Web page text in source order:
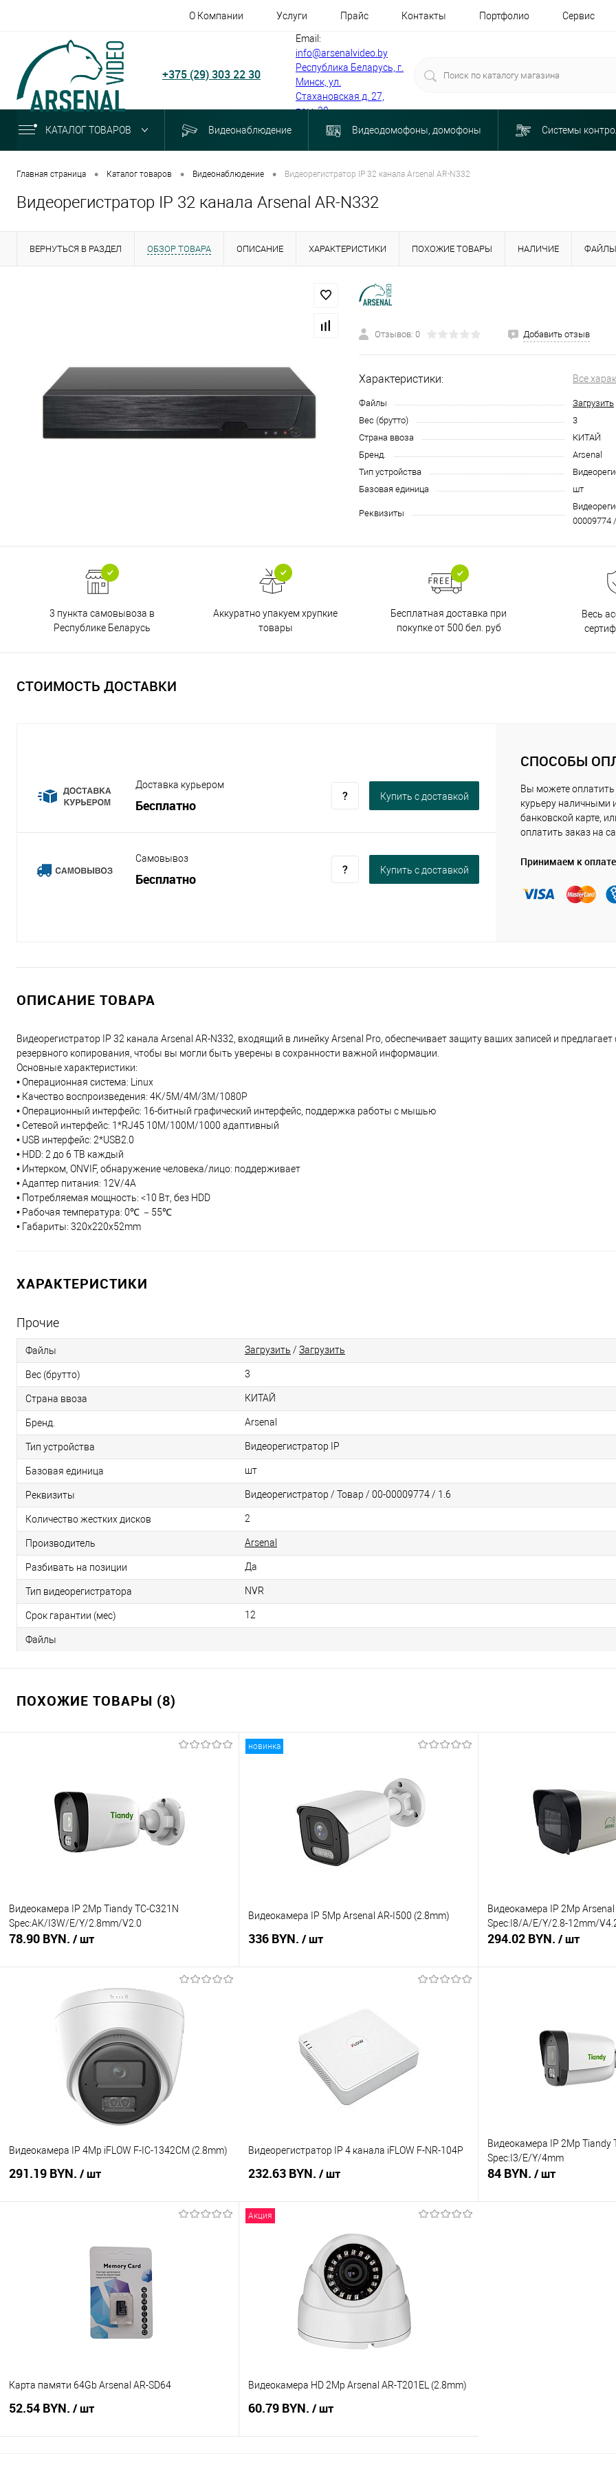
О Компании Услуги Прайс Контакты Портфолио Сервис
+375 (29) 303 22 30
Email:
info@arsenalvideo.by
Республика Беларусь, г.
Минск, ул.
Стахановская д. 27,
пом. 30
КАТАЛОГ ТОВАРОВ Видеонаблюдение Видеодомофоны, домофоны Системы
Главная страница • Каталог товаров • Видеонаблюдение • Видеорегистратор IP 32 канала Arsenal AR-N332
Видеорегистратор IP 32 канала Arsenal AR-N332
ВЕРНУТЬСЯ В РАЗДЕЛ ОБЗОР ТОВАРА ОПИСАНИЕ ХАРАКТЕРИСТИКИ ПОХОЖИЕ ТОВАРЫ НАЛИЧИЕ ФАЙЛЫ
Отзывов: 0 Добавить отзыв
Характеристики: Все
Файлы Загрузить
Вес (брутто)
3
Страна ввоза
КИТАЙ
Бренд.
Arsenal
Тип устройства
Базовая единица
шт
Реквизиты
00009774
3 пункта самовывоза в
Республике Беларусь
Аккуратно упакуем хрупкие
товары
Бесплатная доставка при
покупке от 500 бел. руб
Весь
СТОИМОСТЬ ДОСТАВКИ
Доставка курьером
Бесплатно
Купить c доставкой
Самовывоз
Бесплатно
Купить c доставкой
СПОСОБЫ
Вы можете оплатить
курьеру наличными
банковской карте,
оплатить заказ на
Принимаем к оплате
ОПИСАНИЕ ТОВАРА
Видеорегистратор IP 32 канала Arsenal AR-N332, входящий в линейку Arsenal Pro, обеспечивает защиту ваших записей и предлагает
резервного копирования, чтобы вы могли быть уверены в сохранности важной информации.
Основные характеристики:
• Операционная система: Linux
• Качество воспроизведения: 4K/5M/4M/3M/1080P
• Операционный интерфейс: 16-битный графический интерфейс, поддержка работы с мышью
• Сетевой интерфейс: 1*RJ45 10M/100M/1000 адаптивный
• USB интерфейс: 2*USB2.0
• HDD: 2 до 6 TB каждый
• Интерком, ONVIF, обнаружение человека/лицо: поддерживает
• Адаптер питания: 12V/4A
• Потребляемая мощность: <10 Вт, без HDD
• Рабочая температура: 0℃ －55℃
• Габариты: 320х220х52mm
ХАРАКТЕРИСТИКИ
Прочие
Файлы Загрузить / Загрузить
Вес (брутто) 3
Страна ввоза КИТАЙ
Бренд. Arsenal
Тип устройства Видеорегистратор IP
Базовая единица шт
Реквизиты Видеорегистратор / Товар / 00-00009774 / 1.6
Количество жестких дисков 2
Производитель Arsenal
Разбивать на позиции Да
Тип видеорегистратора NVR
Срок гарантии (мес) 12
Файлы
ПОХОЖИЕ ТОВАРЫ (8)
Видеокамера IP 2Mp Tiandy TC-C321N
Spec:AK/I3W/E/Y/2.8mm/V2.0
78.90 BYN. / шт
В корзину
Сравнение
Под заказ
новинка
Видеокамера IP 5Mp Arsenal AR-I500 (2.8mm)
336 BYN. / шт
В избранное
В наличии
Видеокамера IP 2Mp Arsenal
Spec:I8/A/E/Y/2.8-12mm/
294.02 BYN. / шт
Купить в 1 клик
Видеокамера IP 4Mp iFLOW F-IC-1342CM (2.8mm)
291.19 BYN. / шт
Сравнение
В наличии
Видеорегистратор IP 4 канала iFLOW F-NR-104P
232.63 BYN. / шт
Купить в 1 клик
Сравнение
В наличии
Видеокамера IP 2Mp Tiandy
Spec:I3/E/Y/4mm
84 BYN. / шт
Карта памяти 64Gb Arsenal AR-SD64
52.54 BYN. / шт
Акция
Видеокамера HD 2Mp Arsenal AR-T201EL (2.8mm)
60.79 BYN. / шт